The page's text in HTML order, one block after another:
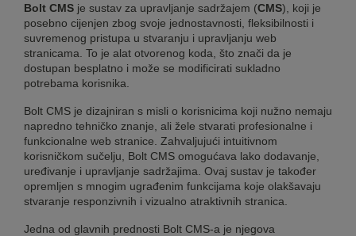
Bolt CMS je sustav za upravljanje sadržajem (CMS), koji je
posebno cijenjen zbog svoje jednostavnosti, fleksibilnosti i
suvremenog pristupa u stvaranju i upravljanju web
stranicama. To je alat otvorenog koda, što znači da je
dostupan besplatno i može se modificirati sukladno
potrebama korisnika.
Bolt CMS je dizajniran s misli o korisnicima koji nužno nemaju
napredno tehničko znanje, ali žele stvarati profesionalne i
funkcionalne web stranice. Zahvaljujući intuitivnom
korisničkom sučelju, Bolt CMS omogućava lako dodavanje,
uređivanje i upravljanje sadržajima. Ovaj sustav je također
opremljen s mnogim ugrađenim funkcijama koje olakšavaju
stvaranje responzivnih i vizualno atraktivnih stranica.
Jedna od glavnih prednosti Bolt CMS-a je njegova